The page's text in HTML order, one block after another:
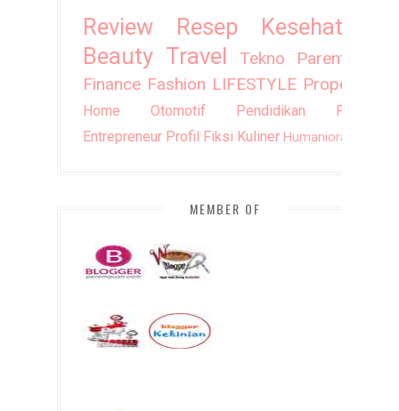
Review Resep
Kesehatan
Beauty Travel Tekno
Parenting
Finance Fashion LIFESTYLE Property
Home Otomotif Pendidikan
Puisi
Entrepreneur Profil Fiksi Kuliner Humaniora
MEMBER OF